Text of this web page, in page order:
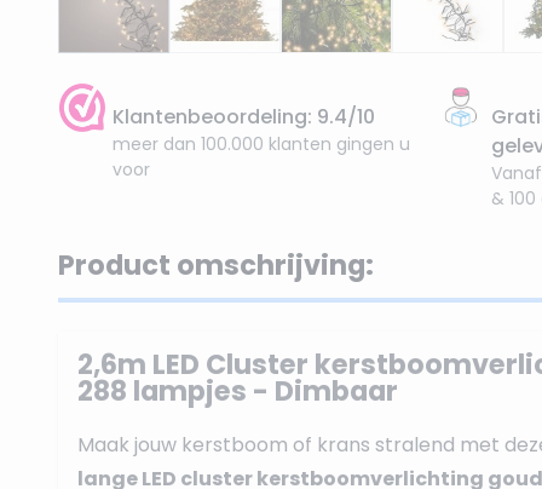
Klantenbeoordeling: 9.4/10
meer dan 100.000 klanten gingen u
voor
Vanaf
&
Product omschrijving:
2,6m LED Cluster
288 lampjes - Dimbaar
Maak jouw kerstboom of krans stralend met
lange LED cluster kerstboomverlichting goud